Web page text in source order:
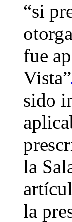
“si
fue
Vista”
sido
la
la